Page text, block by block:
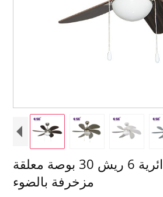
مروحة دائرية 6 ريش 30 بوصة معلقة
مزخرفة بالضوء